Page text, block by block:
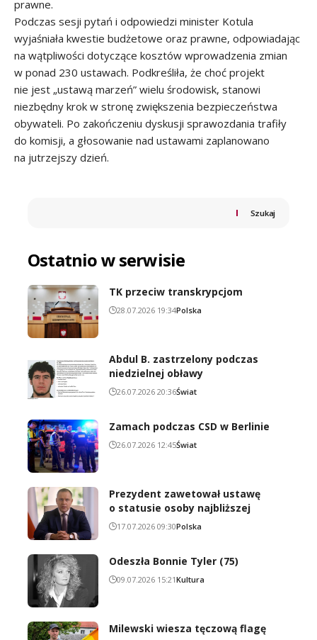
prawne.
Podczas sesji pytań i odpowiedzi minister Kotula
wyjaśniała kwestie budżetowe oraz prawne, odpowiadając
na wątpliwości dotyczące kosztów wprowadzenia zmian
w ponad 230 ustawach. Podkreśliła, że choć projekt
nie jest „ustawą marzeń” wielu środowisk, stanowi
niezbędny krok w stronę zwiększenia bezpieczeństwa
obywateli. Po zakończeniu dyskusji sprawozdania trafiły
do komisji, a głosowanie nad ustawami zaplanowano
na jutrzejszy dzień.
Szukaj
Ostatnio w serwisie
TK przeciw transkrypcjom
28.07.2026 19:34Polska
Abdul B. zastrzelony podczas
niedzielnej obławy
26.07.2026 20:36Świat
Zamach podczas CSD w Berlinie
26.07.2026 12:45Świat
Prezydent zawetował ustawę
o statusie osoby najbliższej
17.07.2026 09:30Polska
Odeszła Bonnie Tyler (75)
09.07.2026 15:21Kultura
Milewski wiesza tęczową flagę